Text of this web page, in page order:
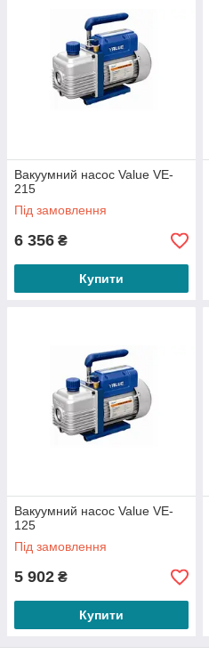
Вакуумний насос Value VE-
215
Під замовлення
6 356 ₴
Купити
Вакуумний насос Value VE-
125
Під замовлення
5 902 ₴
Купити